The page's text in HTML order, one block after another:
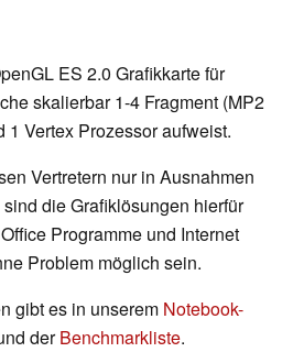
ES 2.0 Grafikkarte für
skalierbar 1-4 Fragment (MP2
1 Vertex Prozessor aufweist.
Vertretern nur in Ausnahmen
die Grafiklösungen hierfür
Programme und Internet
Problem möglich sein.
gibt es in unserem Notebook-
derBenchmarkliste.